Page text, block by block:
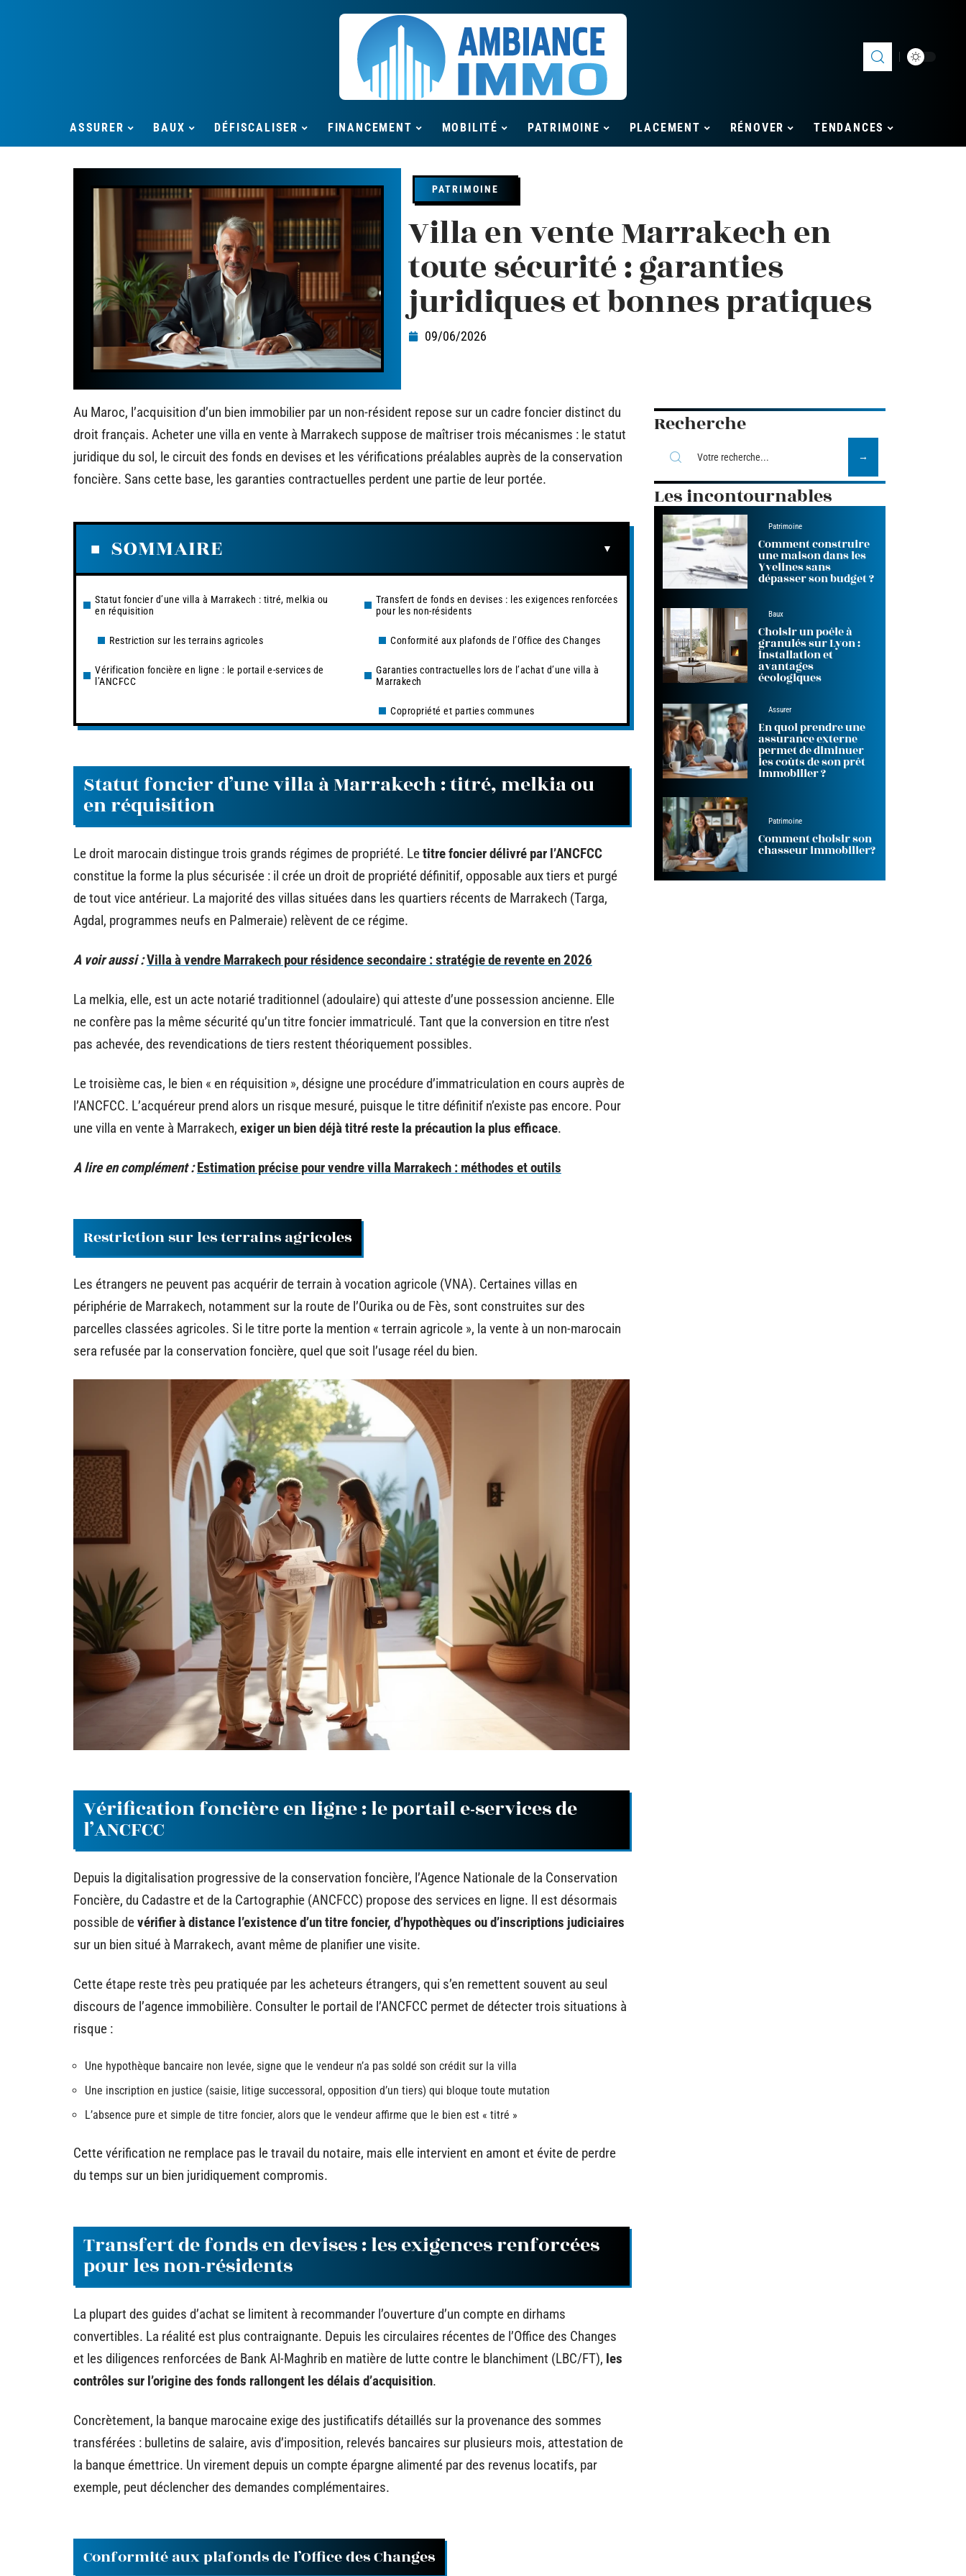
ASSURER BAUX DÉFISCALISER FINANCEMENT MOBILITÉ PATRIMOINE PLACEMENT RÉNOVER TENDANCES
PATRIMOINE
Villa en vente Marrakech en
toute sécurité : garanties
juridiques et bonnes pratiques
09/06/2026
Au Maroc, l’acquisition d’un bien immobilier par un non-résident repose sur un cadre foncier distinct du
droit français. Acheter une villa en vente à Marrakech suppose de maîtriser trois mécanismes : le statut
juridique du sol, le circuit des fonds en devises et les vérifications préalables auprès de la conservation
foncière. Sans cette base, les garanties contractuelles perdent une partie de leur portée.
SOMMAIRE
Statut foncier d’une villa à Marrakech : titré, melkia ou
en réquisition
Restriction sur les terrains agricoles
Vérification foncière en ligne : le portail e-services de
l’ANCFCC
Transfert de fonds en devises : les exigences renforcées
pour les non-résidents
Conformité aux plafonds de l’Office des Changes
Garanties contractuelles lors de l’achat d’une villa à
Marrakech
Copropriété et parties communes
Statut foncier d’une villa à Marrakech : titré, melkia ou
en réquisition
Le droit marocain distingue trois grands régimes de propriété. Letitre foncier délivré par l’ANCFCC
constitue la forme la plus sécurisée : il crée un droit de propriété définitif, opposable aux tiers et purgé
de tout vice antérieur. La majorité des villas situées dans les quartiers récents de Marrakech (Targa,
Agdal, programmes neufs en Palmeraie) relèvent de ce régime.
A voir aussi :Villa à vendre Marrakech pour résidence secondaire : stratégie de revente en 2026
La melkia, elle, est un acte notarié traditionnel (adoulaire) qui atteste d’une possession ancienne. Elle
ne confère pas la même sécurité qu’un titre foncier immatriculé. Tant que la conversion en titre n’est
pas achevée, des revendications de tiers restent théoriquement possibles.
Le troisième cas, le bien « en réquisition », désigne une procédure d’immatriculation en cours auprès de
l’ANCFCC. L’acquéreur prend alors un risque mesuré, puisque le titre définitif n’existe pas encore. Pour
une villa en vente à Marrakech, exiger un bien déjà titré reste la précaution la plus efficace.
A lire en complément : Estimation précise pour vendre villa Marrakech : méthodes et outils
Restriction sur les terrains agricoles
Les étrangers ne peuvent pas acquérir de terrain à vocation agricole (VNA). Certaines villas en
périphérie de Marrakech, notamment sur la route de l’Ourika ou de Fès, sont construites sur des
parcelles classées agricoles. Si le titre porte la mention « terrain agricole », la vente à un non-marocain
sera refusée par la conservation foncière, quel que soit l’usage réel du bien.
Vérification foncière en ligne : le portail e-services de
l’ANCFCC
Depuis la digitalisation progressive de la conservation foncière, l’Agence Nationale de la Conservation
Foncière, du Cadastre et de la Cartographie (ANCFCC) propose des services en ligne. Il est désormais
possible devérifier à distance l’existence d’un titre foncier, d’hypothèques ou d’inscriptions judiciaires
sur un bien situé à Marrakech, avant même de planifier une visite.
Cette étape reste très peu pratiquée par les acheteurs étrangers, qui s’en remettent souvent au seul
discours de l’agence immobilière. Consulter le portail de l’ANCFCC permet de détecter trois situations à
risque :
Une hypothèque bancaire non levée, signe que le vendeur n’a pas soldé son crédit sur la villa
Une inscription en justice (saisie, litige successoral, opposition d’un tiers) qui bloque toute mutation
L’absence pure et simple de titre foncier, alors que le vendeur affirme que le bien est « titré »
Cette vérification ne remplace pas le travail du notaire, mais elle intervient en amont et évite de perdre
du temps sur un bien juridiquement compromis.
Transfert de fonds en devises : les exigences renforcées
pour les non-résidents
La plupart des guides d’achat se limitent à recommander l’ouverture d’un compte en dirhams
convertibles. La réalité est plus contraignante. Depuis les circulaires récentes de l’Office des Changes
et les diligences renforcées de Bank Al-Maghrib en matière de lutte contre le blanchiment (LBC/FT), les
contrôles sur l’origine des fonds rallongent les délais d’acquisition.
Concrètement, la banque marocaine exige des justificatifs détaillés sur la provenance des sommes
transférées : bulletins de salaire, avis d’imposition, relevés bancaires sur plusieurs mois, attestation de
la banque émettrice. Un virement depuis un compte épargne alimenté par des revenus locatifs, par
exemple, peut déclencher des demandes complémentaires.
Conformité aux plafonds de l’Office des Changes
Recherche
Les incontournables
Patrimoine
Comment construire
une maison dans les
Yvelines sans
dépasser son budget ?
Baux
Choisir un poêle à
granulés sur Lyon :
installation et
avantages
écologiques
Assurer
En quoi prendre une
assurance externe
permet de diminuer
les coûts de son prêt
immobilier ?
Patrimoine
Comment choisir son
chasseur immobilier?